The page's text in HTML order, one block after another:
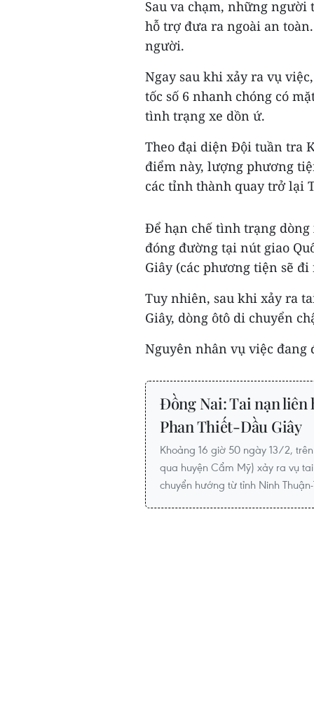
Sau va chạm, những
hỗ trợ đưa ra ngoài an
người.
Ngay sau khi xảy ra vụ
tốc số 6 nhanh chóng có
tình trạng xe dồn ứ.
Theo đại diện Đội tuần tra
điểm này, lượng phương
các tỉnh thành quay trở lại
Để hạn chế tình trạng
đóng đường tại nút giao
Giây (các phương tiện sẽ
Tuy nhiên, sau khi xảy ra
Giây, dòng ôtô di chuyển
Nguyên nhân vụ việc
Đồng Nai: Tai nạn liên
Phan Thiết-Dầu Giây
Khoảng 16 giờ 50 ngày 13/2,
qua huyện Cẩm Mỹ) xảy ra vụ
chuyển hướng từ tỉnh Ninh